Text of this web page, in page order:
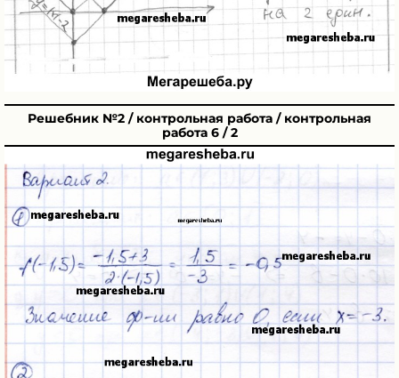
Решебник №2 / контрольная работа / контрольная
работа 6 / 2